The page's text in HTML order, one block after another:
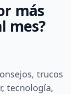
más
mes?
trucos
tecnología,